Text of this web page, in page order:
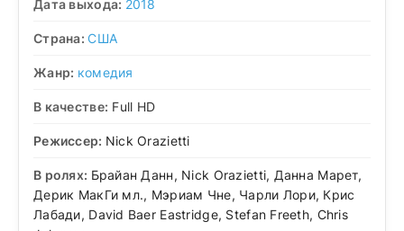
Дата выхода: 2018
Страна:США
Жанр: комедия
В качестве: Full HD
Режиссер: Nick Orazietti
В ролях: Брайан Данн, Nick Orazietti, Данна Марет,
Дерик МакГи мл., Мэриам Чне, Чарли Лори, Крис
Лабади, David Baer Eastridge, Stefan Freeth, Chris